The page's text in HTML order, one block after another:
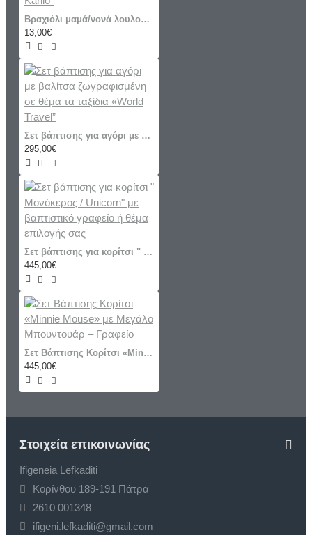
Βραχιόλι μαμά/νονά λουλουδια "Φριντα-Frida Kahlo"
13,00€
Σετ βάπτισης για αγόρι με βαλίτσα ζωγραφισμένη σε θέμα τα ταξίδια «World Travel”
295,00€
Σετ βάπτισης για κορίτσι " Μονόκερος / Unicorn" με βαπτιστικό γραφείο ή θέμα επιλογής σας
445,00€
Σετ Βάπτισης Κορίτσι «Minnie Mouse» με Μεγάλο Μπουντουάρ – Γραφείο
445,00€
Στοιχεία επικοινωνίας
Ifigeneia Lefkaditi
Κορίνθου 189-191 Πάτρα
2610 001348
ifigeni.lefkaditi@gmail.com